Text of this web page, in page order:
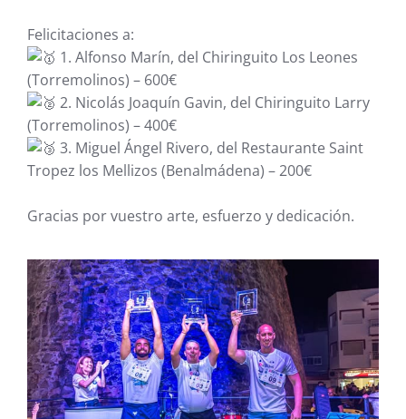
Felicitaciones a:
1. Alfonso Marín, del Chiringuito Los Leones
(Torremolinos) – 600€
2. Nicolás Joaquín Gavin, del Chiringuito Larry
(Torremolinos) – 400€
3. Miguel Ángel Rivero, del Restaurante Saint
Tropez los Mellizos (Benalmádena) – 200€
Gracias por vuestro arte, esfuerzo y dedicación.